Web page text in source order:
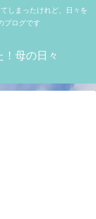
しまったけれど、日々を
ブログです
母の日々